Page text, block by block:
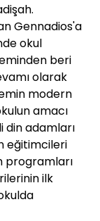
Gennadios'a
okul
beri
olarak
modern
amacı
din adamları
eğitimcileri
programları
ilk